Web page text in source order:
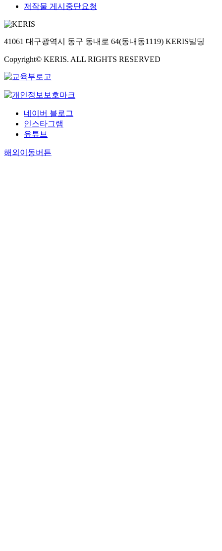
저작물 게시중단요청
41061 대구광역시 동구 동내로 64(동내동1119) KERIS빌딩
Copyright© KERIS. ALL RIGHTS RESERVED
네이버 블로그
인스타그램
유튜브
해외이동버튼